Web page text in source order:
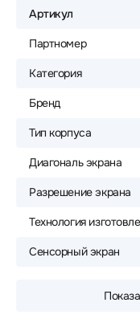
Артикул
Партномер
Категория
Бренд
Тип корпуса
Диагональ экрана
Разрешение экрана
Технология
Сенсорный экран